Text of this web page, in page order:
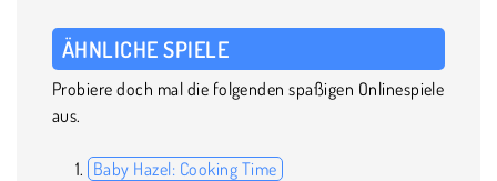
ÄHNLICHE SPIELE
Probiere doch mal die folgenden spaßigen Onlinespiele
aus.
Baby Hazel: Cooking Time